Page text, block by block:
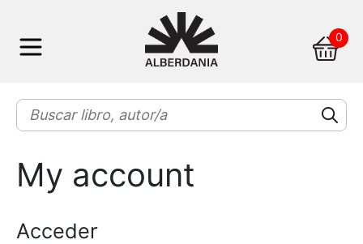
0
My account
Acceder